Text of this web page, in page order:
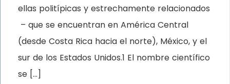
ellas politípicas y estrechamente relacionados
– que se encuentran en América Central
(desde Costa Rica hacia el norte), México, y el
sur de los Estados Unidos.1 El nombre científico
se […]